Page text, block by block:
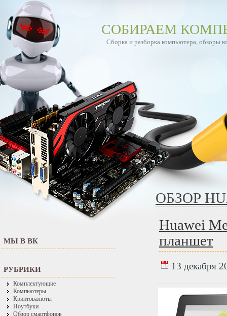
СОБИРАЕМ
Сборка и разборка компьютера, обзоры
МЫ В ВК
РУБРИКИ
Комплектующие
Компьютеры
Криптовалюты
Ноутбуки
Обзор смартфонов
ОБЗОР
Huawei
планшет
13 декабря